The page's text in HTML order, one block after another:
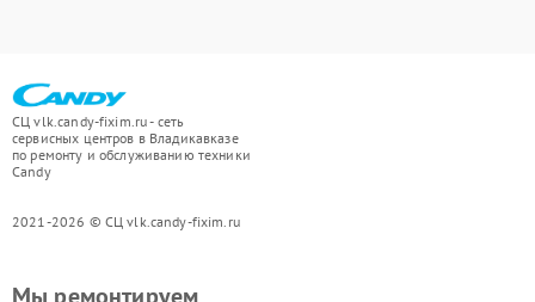
СЦ vlk.candy-fixim.ru - сеть
сервисных центров в Владикавказе
по ремонту и обслуживанию техники
Candy
2021-2026 © СЦ vlk.candy-fixim.ru